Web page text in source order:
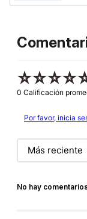
☆☆☆☆
0 Calificación
Por favor, inicia
Más reciente
No hay